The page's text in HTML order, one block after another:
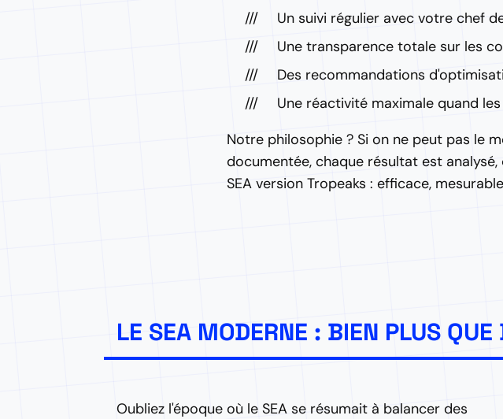
Un suivi régulier avec votre chef
Une transparence totale sur les
Des recommandations
Une réactivité maximale quand
Notre philosophie ? Si on ne peut pas le
documentée, chaque résultat est
SEA version Tropeaks : efficace,
LE SEA MODERNE : BIEN PLUS
Oubliez l'époque où le SEA se résumait à balancer des